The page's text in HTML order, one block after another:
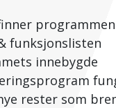
funksjonslisten
innebygde
rester som